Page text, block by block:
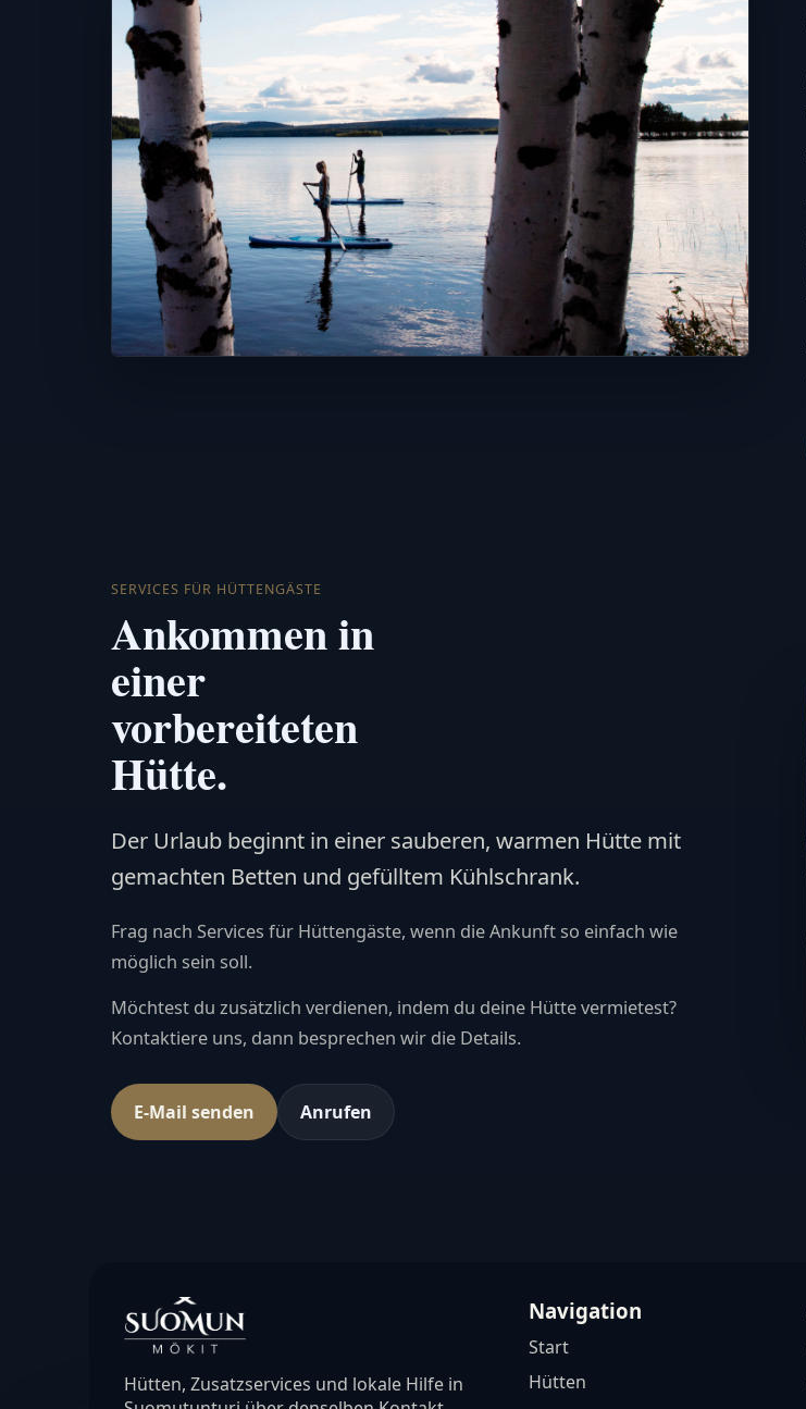
SERVICES FÜR HÜTTENGÄSTE
Ankommen in
einer
vorbereiteten
Hütte.
Der Urlaub beginnt in einer sauberen, warmen Hütte mit
gemachten Betten und gefülltem Kühlschrank.
Frag nach Services für Hüttengäste, wenn die Ankunft so einfach wie
möglich sein soll.
Möchtest du zusätzlich verdienen, indem du deine Hütte vermietest?
Kontaktiere uns, dann besprechen wir die Details.
E-Mail senden Anrufen
Hütten, Zusatzservices und lokale Hilfe in
Navigation
Start
Hütten